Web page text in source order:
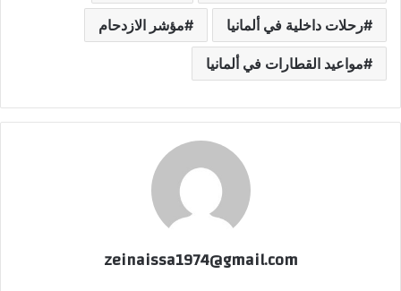
رحلات داخلية في ألمانيا مؤشر الازدحام
مواعيد القطارات في ألمانيا
zeinaissa1974@gmail.com